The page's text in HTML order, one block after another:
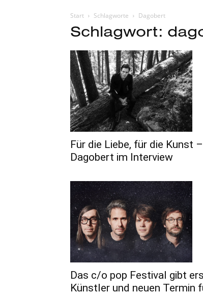
Start Schlagworte Dagobert
Schlagwort:
Für die Liebe, für die Kunst –
Dagobert im Interview
Das c/o pop Festival gibt
Künstler und neuen Termin